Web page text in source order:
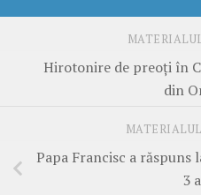
Hirotonire de preoţi în
din
Papa Francisc a răspuns
3